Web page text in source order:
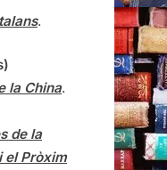
.
la China.
de la
el Pròxim